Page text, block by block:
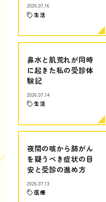
2026.07.16
生活
鼻水と肌荒れが同時
に起きた私の受診体
験記
2026.07.14
生活
夜間の咳から肺がん
を疑うべき症状の目
安と受診の進め方
2026.07.13
医療